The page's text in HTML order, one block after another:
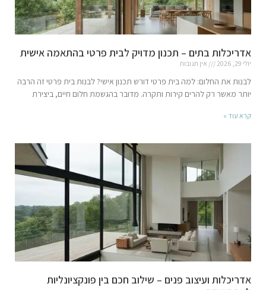
אדריכלות בתים – תכנון מדויק לבית פרטי בהתאמה אישית
יולי 29, 2026 אין תגובות
לבנות את החלום: למה בית פרטי דורש תכנון אישי? לבנות בית פרטי זה הרבה
יותר מאשר רק להרים קירות ותקרה. מדובר בהגשמת חלום חיים, ביצירת
קרא עוד »
אדריכלות ועיצוב פנים – שילוב חכם בין פונקציונליות